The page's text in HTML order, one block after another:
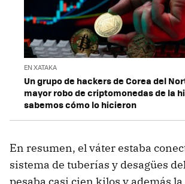
EN XATAKA
Un grupo de hackers de Corea del
mayor robo de criptomonedas de la
sabemos cómo lo hicieron
En resumen, el váter estaba
sistema de tuberías y desagües
pesaba casi cien kilos y además